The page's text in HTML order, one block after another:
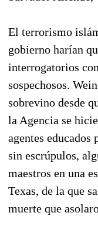
El terrorismo
gobierno harían
interrogatorios
sospechosos.
sobrevino desde
la Agencia se
agentes
sin escrúpulos,
maestros en una
Texas, de la que
muerte que